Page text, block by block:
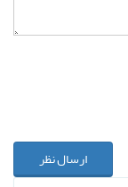
ارسال نظر